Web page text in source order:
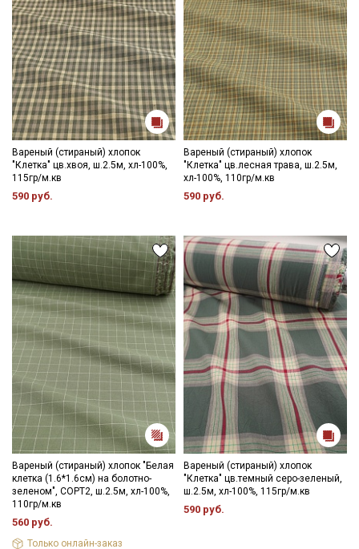
Вареный (стираный) хлопок
"Клетка" цв.хвоя, ш.2.5м, хл-100%,
115гр/м.кв
590 руб.
Вареный (стираный) хлопок
"Клетка" цв.лесная трава, ш.2.5м,
хл-100%, 110гр/м.кв
590 руб.
Вареный (стираный) хлопок "Белая
клетка (1.6*1.6см) на болотно-
зеленом", СОРТ2, ш.2.5м, хл-100%,
110гр/м.кв
560 руб.
Только онлайн-заказ
Вареный (стираный) хлопок
"Клетка" цв.темный серо-зеленый,
ш.2.5м, хл-100%, 115гр/м.кв
590 руб.